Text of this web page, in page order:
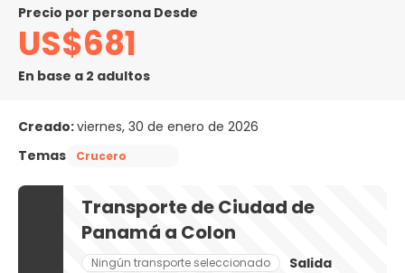
precio por persona Desde
US$681
En base a 2 adultos
Creado:viernes, 30 de enero de 2026
Temas
Crucero
Transporte de Ciudad de
Panamá a Colon
Ningún transporte seleccionado Salida